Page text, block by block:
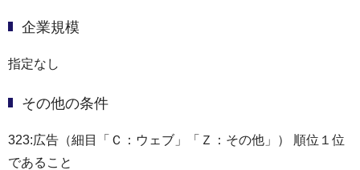
企業規模
指定なし
その他の条件
323:広告（細目「Ｃ：ウェブ」「Ｚ：その他」） 順位１位
であること